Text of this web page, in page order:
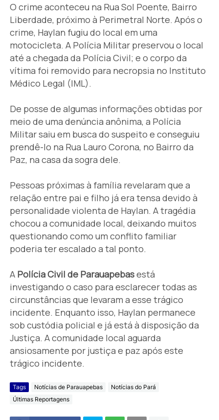
O crime aconteceu na Rua Sol Poente, Bairro
Liberdade, próximo à Perimetral Norte. Após o
crime, Haylan fugiu do local em uma
motocicleta. A Polícia Militar preservou o local
até a chegada da Polícia Civil; e o corpo da
vítima foi removido para necropsia no Instituto
Médico Legal (IML).
De posse de algumas informações obtidas por
meio de uma denúncia anônima, a Polícia
Militar saiu em busca do suspeito e conseguiu
prendê-lo na Rua Lauro Corona, no Bairro da
Paz, na casa da sogra dele.
Pessoas próximas à família revelaram que a
relação entre pai e filho já era tensa devido à
personalidade violenta de Haylan. A tragédia
chocou a comunidade local, deixando muitos
questionando como um conflito familiar
poderia ter escalado a tal ponto.
A Polícia Civil de Parauapebasestá
investigando o caso para esclarecer todas as
circunstâncias que levaram a esse trágico
incidente. Enquanto isso, Haylan permanece
sob custódia policial e já está à disposição da
Justiça. A comunidade local aguarda
ansiosamente por justiça e paz após este
trágico incidente.
Tags Notícias de Parauapebas
Notícias do Pará
Últimas Reportagens